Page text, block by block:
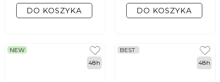
DO KOSZYKA DO KOSZYKA
NEW
48h
BEST
48h